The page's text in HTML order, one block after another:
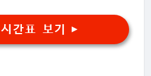
간표 보기 ▶